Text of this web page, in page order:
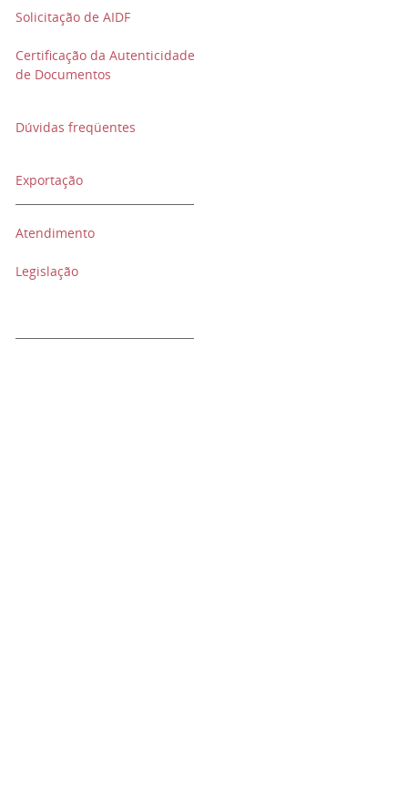
Solicitação de AIDF
Certificação da Autenticidade
de Documentos
Dúvidas freqüentes
Exportação
Atendimento
Legislação